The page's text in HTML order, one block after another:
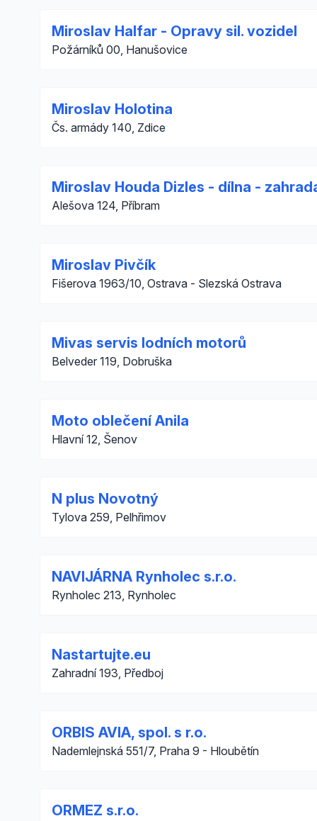
Miroslav Halfar - Opravy sil. vozidel
Požárníků 00, Hanušovice
Miroslav Holotina
Čs. armády 140, Zdice
Miroslav Houda Dizles - dílna -
Alešova 124, Příbram
Miroslav Pivčík
Fišerova 1963/10, Ostrava - Slezská Ostrava
Mivas servis lodních motorů
Belveder 119, Dobruška
Moto oblečení Anila
Hlavní 12, Šenov
N plus Novotný
Tylova 259, Pelhřimov
NAVIJÁRNA Rynholec s.r.o.
Rynholec 213, Rynholec
Nastartujte.eu
Zahradní 193, Předboj
ORBIS AVIA, spol. s r.o.
Nademlejnská 551/7, Praha 9 - Hloubětín
ORMEZ s.r.o.